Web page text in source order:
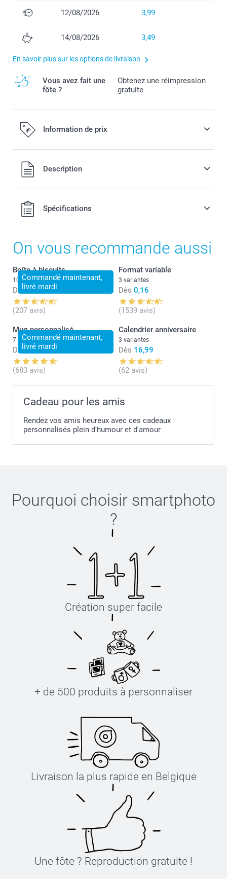
12/08/2026 3,99
14/08/2026 3,49
En savoir plus sur les options de livraison
Vous avez fait une
fôte ?
Obtenez une réimpression
gratuite
Information de prix
Tous les prix sont en EURO (€), TVA incluse et hors frais de
port.
Description
Spécifications
ici
On vous recommande aussi
Commandé maintenant,
livré mardi
Boîte à biscuits
10 variantes
Dès 22,99
(207 avis)
Format variable
3 variantes
Dès 0,16
(1539 avis)
Commandé maintenant,
livré mardi
Mug personnalisé
7 variantes
Dès 11,99
(683 avis)
Calendrier anniversaire
3 variantes
Dès 16,99
(62 avis)
Cadeau pour les amis
Rendez vos amis heureux avec ces cadeaux
personnalisés plein d'humour et d'amour
Pourquoi choisir smartphoto
?
Création super facile
+ de 500 produits à personnaliser
Livraison la plus rapide en Belgique
Une fôte ? Reproduction gratuite !